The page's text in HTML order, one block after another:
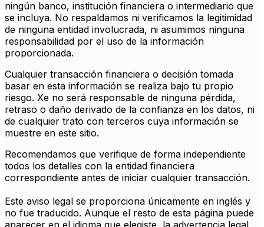
ningún banco, institución financiera o intermediario que
se incluya. No respaldamos ni verificamos la legitimidad
de ninguna entidad involucrada, ni asumimos ninguna
responsabilidad por el uso de la información
proporcionada.
Cualquier transacción financiera o decisión tomada
basar en esta información se realiza bajo tu propio
riesgo. Xe no será responsable de ninguna pérdida,
retraso o daño derivado de la confianza en los datos, ni
de cualquier trato con terceros cuya información se
muestre en este sitio.
Recomendamos que verifique de forma independiente
todos los detalles con la entidad financiera
correspondiente antes de iniciar cualquier transacción.
Este aviso legal se proporciona únicamente en inglés y
no fue traducido. Aunque el resto de esta página puede